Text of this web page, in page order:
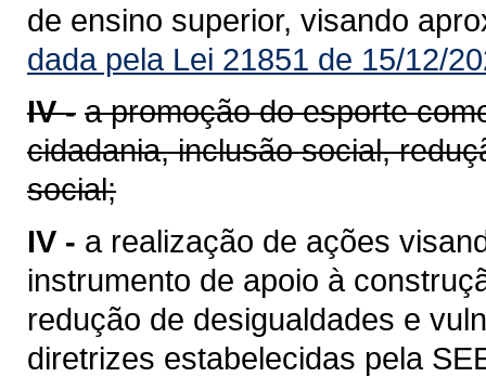
de ensino superior, visando
dada pela Lei 21851 de 15/12/
IV - a promoção do esporte
cidadania, inclusão social,
social;
IV - a realização de ações
instrumento de apoio à
redução de desigualdades e
diretrizes estabelecidas pela